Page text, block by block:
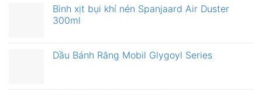
Bình xịt bụi khí nén Spanjaard Air Duster
300ml
Dầu Bánh Răng Mobil Glygoyl Series